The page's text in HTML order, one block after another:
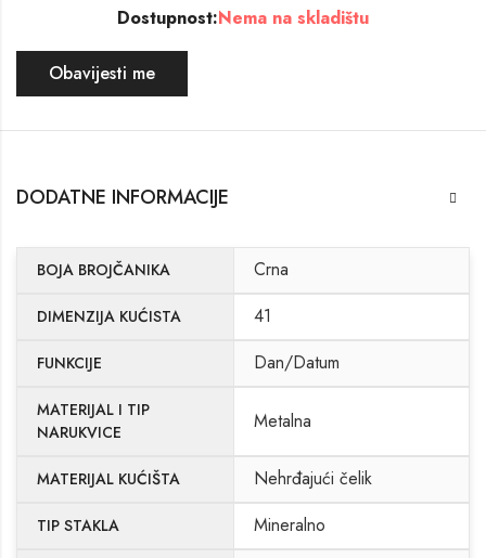
Dostupnost:Nema na skladištu
Obavijesti me
DODATNE INFORMACIJE
BOJA BROJČANIKA Crna
DIMENZIJA KUĆISTA 41
FUNKCIJE Dan/Datum
MATERIJAL I TIP
NARUKVICE
Metalna
MATERIJAL KUĆIŠTA Nehrđajući čelik
TIP STAKLA Mineralno